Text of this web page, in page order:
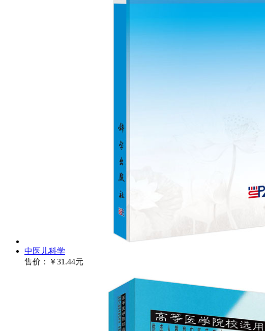
中医儿科学
售价：
￥31.44元